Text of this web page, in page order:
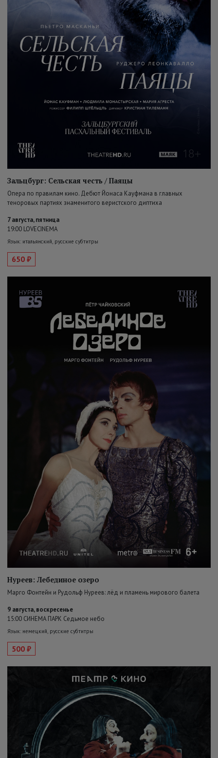
Зальцбург: Сельская честь / Паяцы
Опера по правилам кино. Дебют Йонаса Кауфмана в главных
теноровых партиях знаменитого веристского диптиха
7 августа, пятница
19:00 LOVECINEMA
Язык: итальянский, русские субтитры
650 ₽
Нуреев: Лебединое озеро
Марго Фонтейн и Рудольф Нуреев: лёд и пламень мирового балета
9 августа, воскресенье
15:00 СИНЕМА ПАРК Седьмое небо
Язык: немецкий, русские субтитры
500 ₽